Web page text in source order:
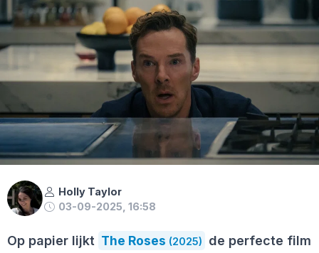
Holly Taylor
03-09-2025, 16:58
Op papier lijkt The Roses (2025)
de perfecte film